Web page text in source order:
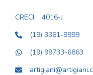
CRECI
4016-J
(19) 3361-9999
(19) 99733-6863